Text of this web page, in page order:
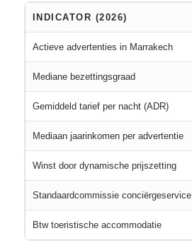
INDICATOR (2026)
Actieve advertenties in Marrakech
Mediane bezettingsgraad
Gemiddeld tarief per nacht (ADR)
Mediaan jaarinkomen per advertentie
Winst door dynamische prijszetting
Standaardcommissie conciërgeservice
Btw toeristische accommodatie